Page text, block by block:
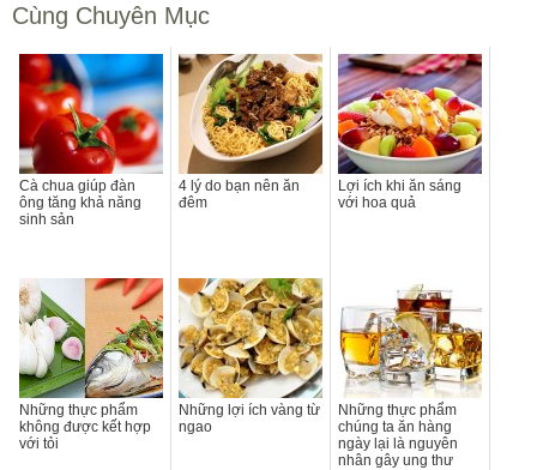
Cùng Chuyên Mục
Cà chua giúp đàn
ông tăng khả năng
sinh sản
4 lý do bạn nên ăn
đêm
Lợi ích khi ăn sáng
với hoa quả
Những thực phẩm
không được kết hợp
với tỏi
Những lợi ích vàng từ
ngao
Những thực phẩm
chúng ta ăn hàng
ngày lại là nguyên
nhân gây ung thư